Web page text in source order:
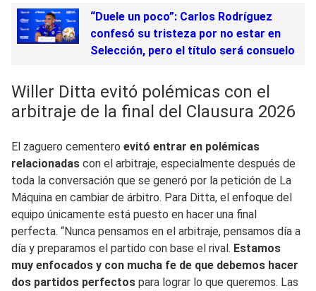
“Duele un poco”: Carlos Rodríguez
confesó su tristeza por no estar en
Selección, pero el título será consuelo
Willer Ditta evitó polémicas con el
arbitraje de la final del Clausura 2026
El zaguero cementero evitó entrar en polémicas
relacionadas con el arbitraje, especialmente después de
toda la conversación que se generó por la petición de La
Máquina en cambiar de árbitro. Para Ditta, el enfoque del
equipo únicamente está puesto en hacer una final
perfecta. “Nunca pensamos en el arbitraje, pensamos día a
día y preparamos el partido con base el rival. Estamos
muy enfocados y con mucha fe de que debemos hacer
dos partidos perfectos para lograr lo que queremos. Las